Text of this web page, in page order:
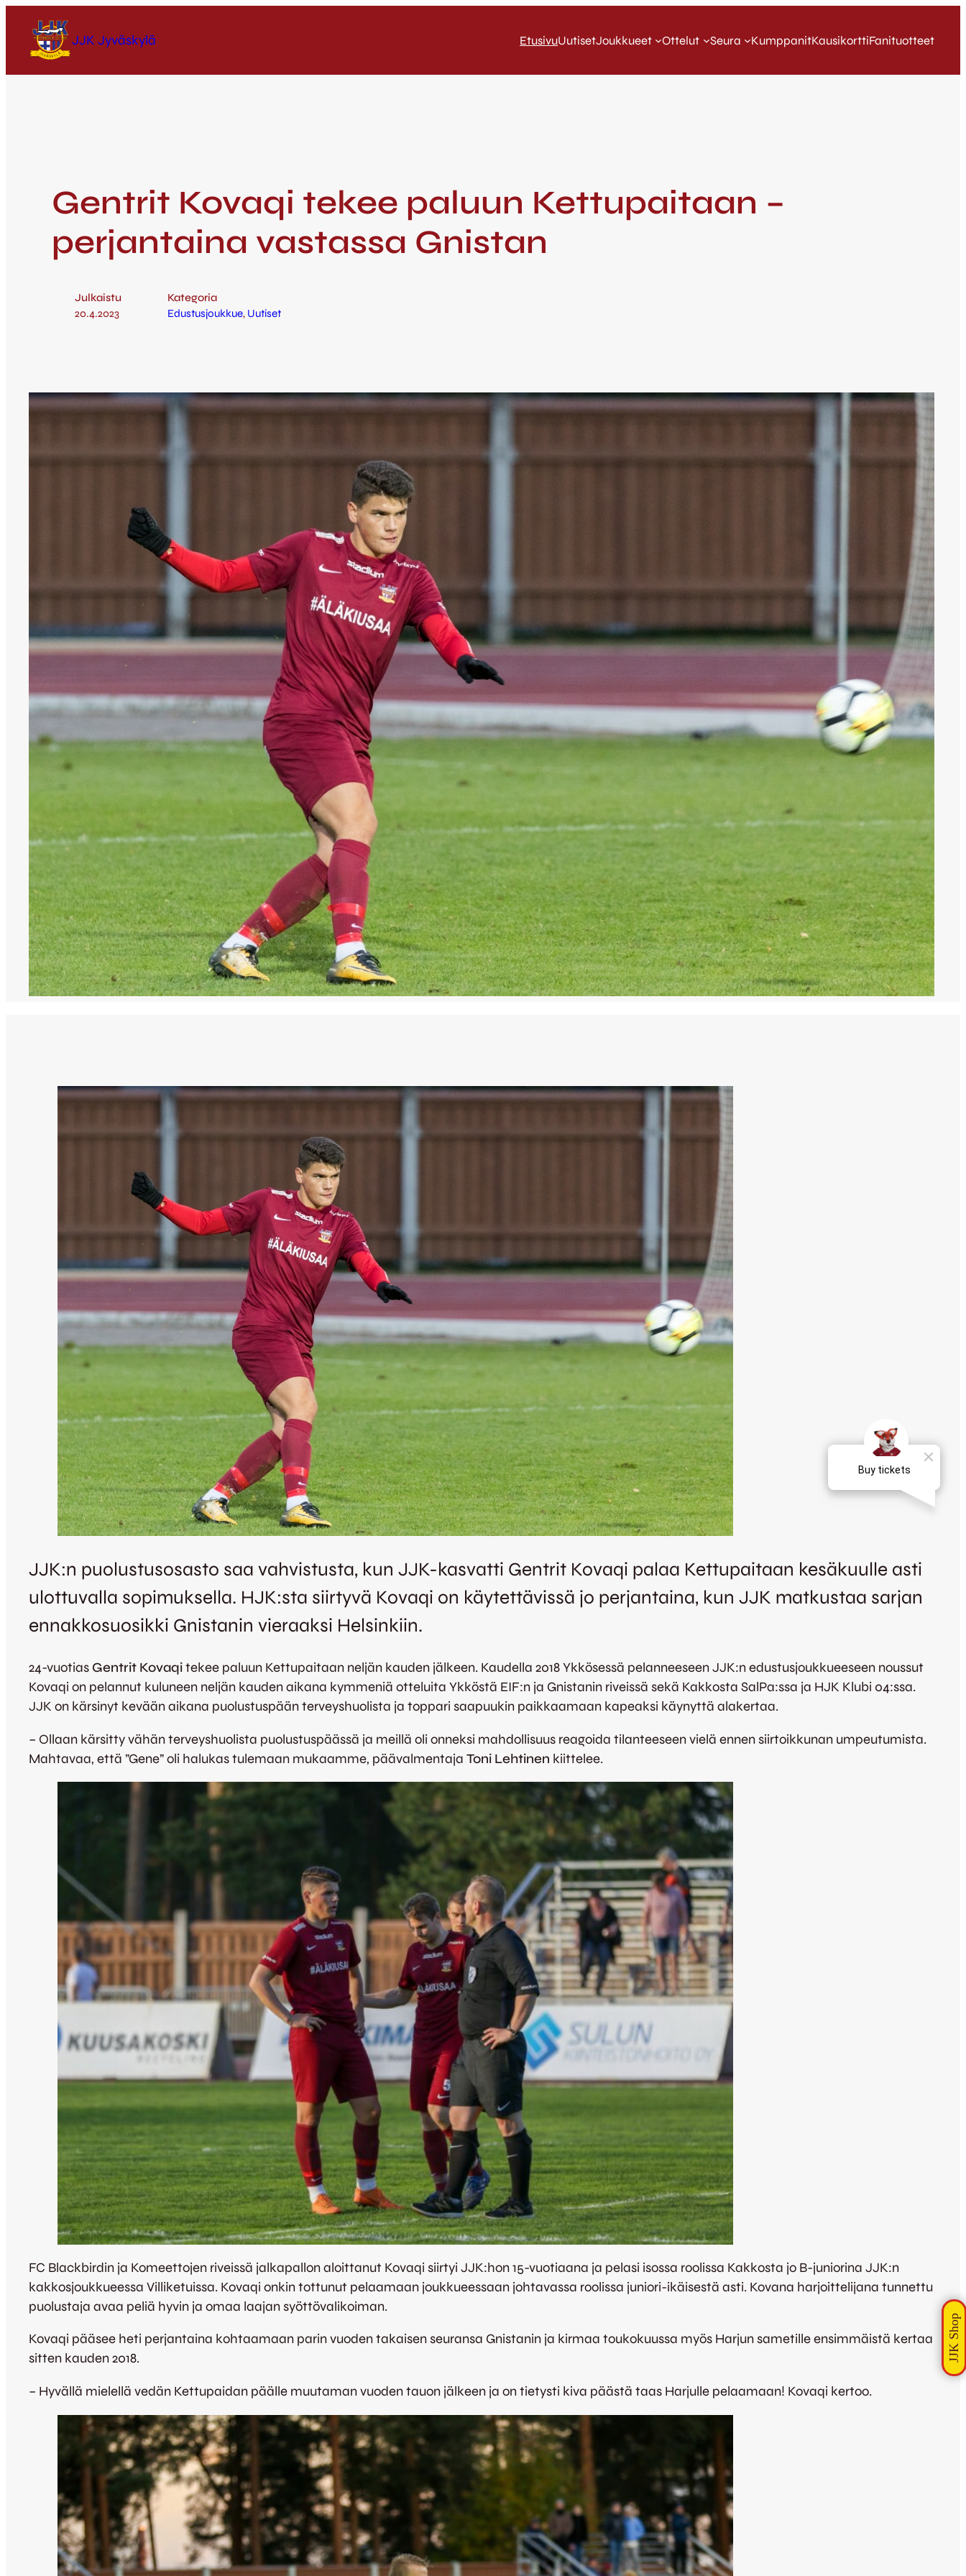
JJK Jyväskylä EtusivuUutisetJoukkueet Ottelut Seura KumppanitKausikorttiFanituotteet
Gentrit Kovaqi tekee paluun Kettupaitaan –
perjantaina vastassa Gnistan
Julkaistu
20.4.2023
Kategoria
Edustusjoukkue, Uutiset
JJK:n puolustusosasto saa vahvistusta, kun JJK-kasvatti Gentrit Kovaqi palaa Kettupaitaan kesäkuulle asti
ulottuvalla sopimuksella. HJK:sta siirtyvä Kovaqi on käytettävissä jo perjantaina, kun JJK matkustaa sarjan
ennakkosuosikki Gnistanin vieraaksi Helsinkiin.
24-vuotias Gentrit Kovaqitekee paluun Kettupaitaan neljän kauden jälkeen. Kaudella 2018 Ykkösessä pelanneeseen JJK:n edustusjoukkueeseen noussut
Kovaqi on pelannut kuluneen neljän kauden aikana kymmeniä otteluita Ykköstä EIF:n ja Gnistanin riveissä sekä Kakkosta SalPa:ssa ja HJK Klubi 04:ssa.
JJK on kärsinyt kevään aikana puolustuspään terveyshuolista ja toppari saapuukin paikkaamaan kapeaksi käynyttä alakertaa.
– Ollaan kärsitty vähän terveyshuolista puolustuspäässä ja meillä oli onneksi mahdollisuus reagoida tilanteeseen vielä ennen siirtoikkunan umpeutumista.
Mahtavaa, että ”Gene” oli halukas tulemaan mukaamme, päävalmentaja Toni Lehtinen kiittelee.
FC Blackbirdin ja Komeettojen riveissä jalkapallon aloittanut Kovaqi siirtyi JJK:hon 15-vuotiaana ja pelasi isossa roolissa Kakkosta jo B-juniorina JJK:n
kakkosjoukkueessa Villiketuissa. Kovaqi onkin tottunut pelaamaan joukkueessaan johtavassa roolissa juniori-ikäisestä asti. Kovana harjoittelijana tunnettu
puolustaja avaa peliä hyvin ja omaa laajan syöttövalikoiman.
Kovaqi pääsee heti perjantaina kohtaamaan parin vuoden takaisen seuransa Gnistanin ja kirmaa toukokuussa myös Harjun sametille ensimmäistä kertaa
sitten kauden 2018.
– Hyvällä mielellä vedän Kettupaidan päälle muutaman vuoden tauon jälkeen ja on tietysti kiva päästä taas Harjulle pelaamaan! Kovaqi kertoo.